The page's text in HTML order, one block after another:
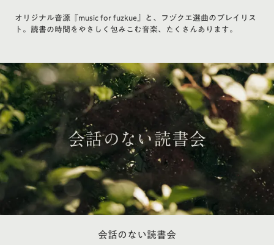
オリジナル音源『music for fuzkue』と、フヅクエ選曲のプレイリス
ト。読書の時間をやさしく包みこむ音楽、たくさんあります。
会話のない読書会